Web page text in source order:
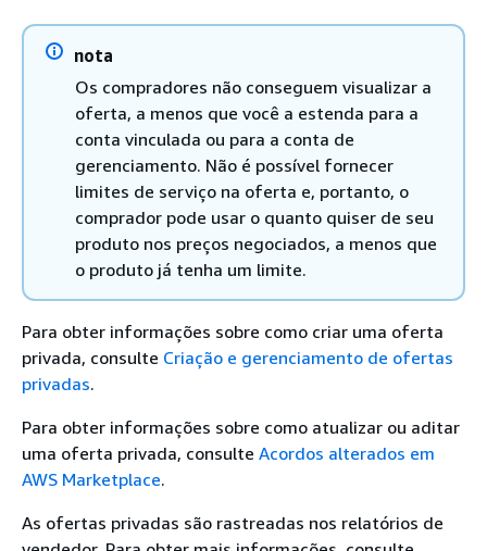
nota
Os compradores não conseguem visualizar a
oferta, a menos que você a estenda para a
conta vinculada ou para a conta de
gerenciamento. Não é possível fornecer
limites de serviço na oferta e, portanto, o
comprador pode usar o quanto quiser de seu
produto nos preços negociados, a menos que
o produto já tenha um limite.
Para obter informações sobre como criar uma oferta
privada, consulte Criação e gerenciamento de ofertas
privadas.
Para obter informações sobre como atualizar ou aditar
uma oferta privada, consulte Acordos alterados em
AWS Marketplace.
As ofertas privadas são rastreadas nos relatórios de